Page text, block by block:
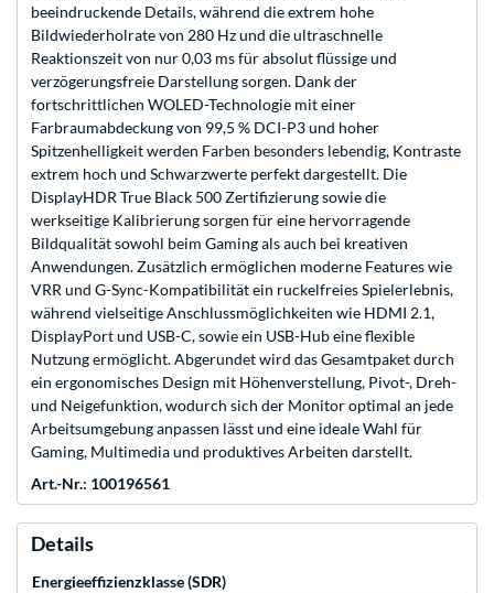
beeindruckende Details, während die extrem hohe
Bildwiederholrate von 280 Hz und die ultraschnelle
Reaktionszeit von nur 0,03 ms für absolut flüssige und
verzögerungsfreie Darstellung sorgen. Dank der
fortschrittlichen WOLED-Technologie mit einer
Farbraumabdeckung von 99,5 % DCI-P3 und hoher
Spitzenhelligkeit werden Farben besonders lebendig, Kontraste
extrem hoch und Schwarzwerte perfekt dargestellt. Die
DisplayHDR True Black 500 Zertifizierung sowie die
werkseitige Kalibrierung sorgen für eine hervorragende
Bildqualität sowohl beim Gaming als auch bei kreativen
Anwendungen. Zusätzlich ermöglichen moderne Features wie
VRR und G-Sync-Kompatibilität ein ruckelfreies Spielerlebnis,
während vielseitige Anschlussmöglichkeiten wie HDMI 2.1,
DisplayPort und USB-C, sowie ein USB-Hub eine flexible
Nutzung ermöglicht. Abgerundet wird das Gesamtpaket durch
ein ergonomisches Design mit Höhenverstellung, Pivot-, Dreh-
und Neigefunktion, wodurch sich der Monitor optimal an jede
Arbeitsumgebung anpassen lässt und eine ideale Wahl für
Gaming, Multimedia und produktives Arbeiten darstellt.
Art.-Nr.: 100196561
Details
Energieeffizienzklasse (SDR)